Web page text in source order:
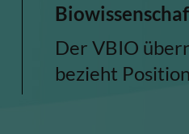
Der VBIO
bezieht